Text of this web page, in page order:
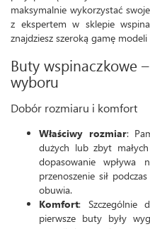
maksymalnie wykorzystać
z ekspertem w sklepie
znajdziesz szeroką gamę
Buty wspinaczkowe
wyboru
Dobór rozmiaru i komfort
Właściwy rozmiar:
dużych lub zbyt małych
dopasowanie wpływa
przenoszenie sił
obuwia.
Komfort: Szczególnie
pierwsze buty były